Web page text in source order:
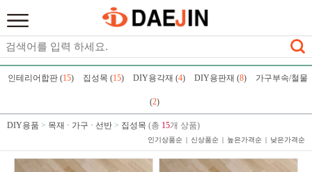
인테리어합판 (15) 집성목 (15) DIY용각재 (4) DIY용판재 (8) 가구부속/철물
(2)
DIY용품 > 목재 · 가구 · 선반 > 집성목 (총 15개 상품)
인기상품순 신상품순 높은가격순 낮은가격순